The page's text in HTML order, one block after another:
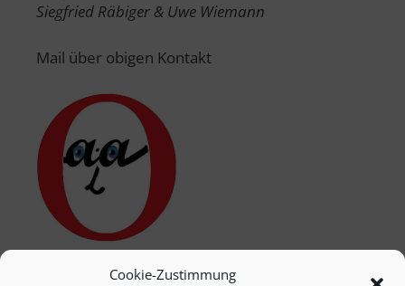
Cookie-Zustimmung
Siegfried Räbiger & Uwe Wiemann
Mail über obigen Kontakt